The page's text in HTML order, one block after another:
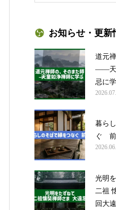
お知らせ・更新
道元
——天
忌に
暮ら
ぐ
光明
二祖
回大